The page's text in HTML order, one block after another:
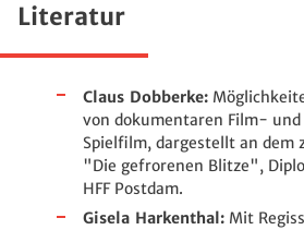
Literatur
Claus Dobberke:
von dokumentaren Film-
Spielfilm, dargestellt an dem
"Die gefrorenen Blitze",
HFF Postdam.
Gisela Harkenthal: Mit